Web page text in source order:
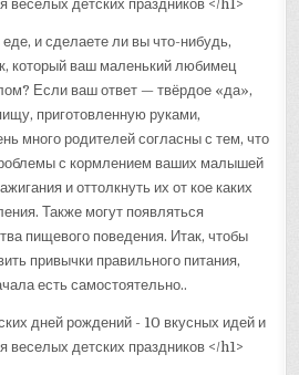
и сделаете ли вы что-нибудь,
который ваш маленький любимец
Если ваш ответ — твёрдое «да»,
приготовленную руками,
много родителей согласны с тем, что
с кормлением ваших малышей
и оттолкнуть их от кое каких
Также могут появляться
пищевого поведения. Итак, чтобы
привычки правильного питания,
есть самостоятельно..